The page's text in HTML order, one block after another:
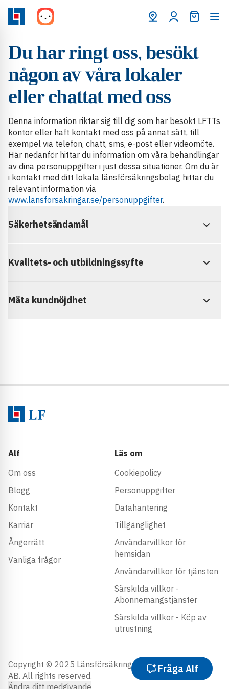
Du har ringt oss, besökt
någon av våra lokaler
eller chattat med oss
Denna information riktar sig till dig som har besökt LFTTs
kontor eller haft kontakt med oss på annat sätt, till
exempel via telefon, chatt, sms, e-post eller videomöte.
Här nedanför hittar du information om våra behandlingar
av dina personuppgifter i just dessa situationer. Om du är
i kontakt med ditt lokala länsförsäkringsbolag hittar du
relevant information via
www.lansforsakringar.se/personuppgifter.
Säkerhetsändamål
Kvalitets- och utbildningssyfte
Mäta kundnöjdhet
Alf
Om oss
Blogg
Kontakt
Karriär
Ångerrätt
Vanliga frågor
Läs om
Cookiepolicy
Personuppgifter
Datahantering
Tillgänglighet
Användarvillkor för
hemsidan
Användarvillkor för tjänsten
Särskilda villkor -
Abonnemangstjänster
Särskilda villkor - Köp av
utrustning
Copyright © 2025 Länsförsäkringar Trygghetstjänster
AB. All rights reserved.
Ändra ditt medgivande
Fråga Alf